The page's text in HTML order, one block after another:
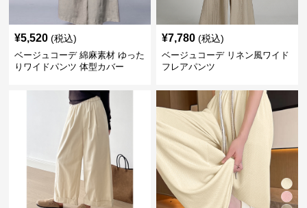
¥5,520 (税込)
ベージュコーデ 綿麻素材 ゆった
りワイドパンツ 体型カバー
¥7,780 (税込)
ベージュコーデ リネン風ワイド
フレアパンツ